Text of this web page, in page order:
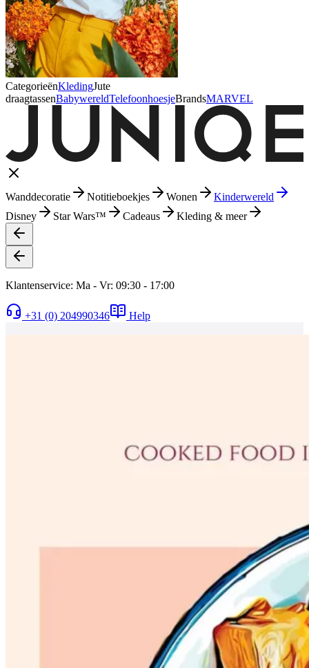
CategorieënKledingJute
draagtassenBabywereldTelefoonhoesjeBrandsMARVEL
Wanddecoratie Notitieboekjes Wonen
Kinderwereld
Disney
Star Wars™ Cadeaus Kleding & meer
Klantenservice: Ma - Vr: 09:30 - 17:00
+31 (0) 204990346 Help